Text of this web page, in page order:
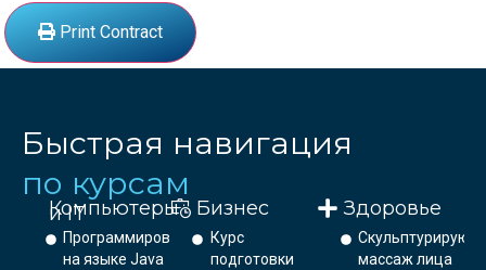
Print Contract
Быстрая навигация
по курсам
Компьютеры
и IT
Программирование
на языке Java
Бизнес
Курс
подготовки
Здоровье
массаж лица